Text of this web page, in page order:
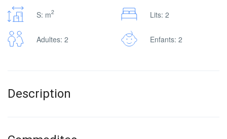
S: m2 Lits: 2
Adultes: 2 Enfants: 2
Description